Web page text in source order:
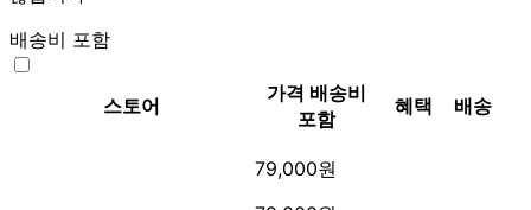
배송비 포함
스토어
가격 배송비
포함
혜택 배송
79,000원